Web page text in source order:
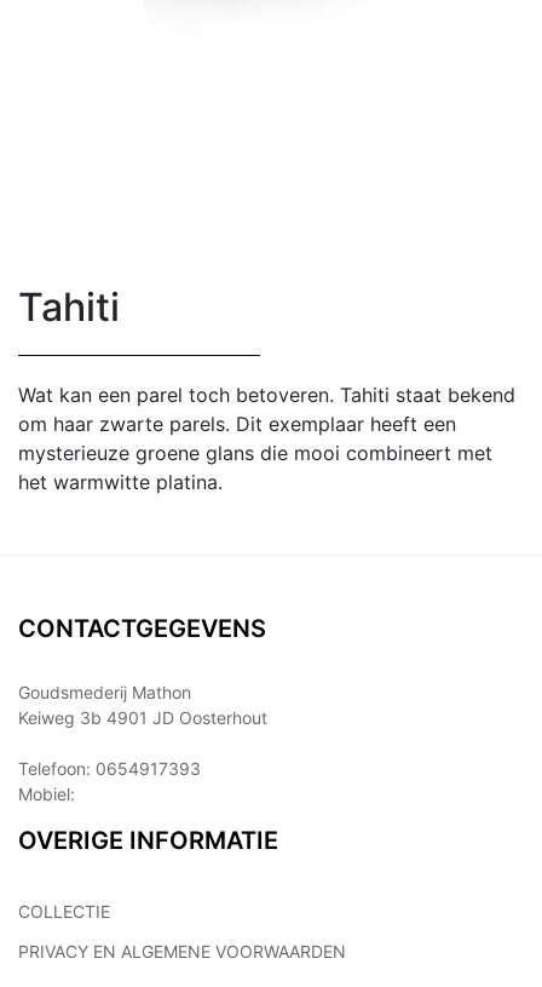
Tahiti
Wat kan een parel toch betoveren. Tahiti staat bekend
om haar zwarte parels. Dit exemplaar heeft een
mysterieuze groene glans die mooi combineert met
het warmwitte platina.
CONTACTGEGEVENS
Goudsmederij Mathon
Keiweg 3b 4901 JD Oosterhout
Telefoon: 0654917393
Mobiel:
OVERIGE INFORMATIE
COLLECTIE
PRIVACY EN ALGEMENE VOORWAARDEN